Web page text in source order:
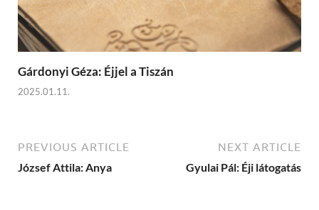
Gárdonyi Géza: Éjjel a Tiszán
2025.01.11.
PREVIOUS ARTICLE
József Attila: Anya
NEXT ARTICLE
Gyulai Pál: Éji látogatás